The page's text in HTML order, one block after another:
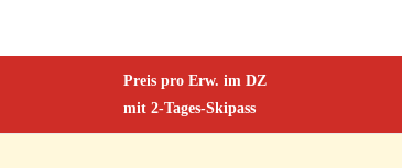
Preis pro Erw. im DZ
mit 2-Tages-Skipass